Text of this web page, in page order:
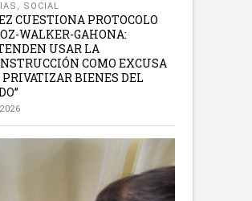
, SOCIAL
CUESTIONA PROTOCOLO
WALKER-GAHONA:
USAR LA
COMO EXCUSA
PRIVATIZAR BIENES DEL